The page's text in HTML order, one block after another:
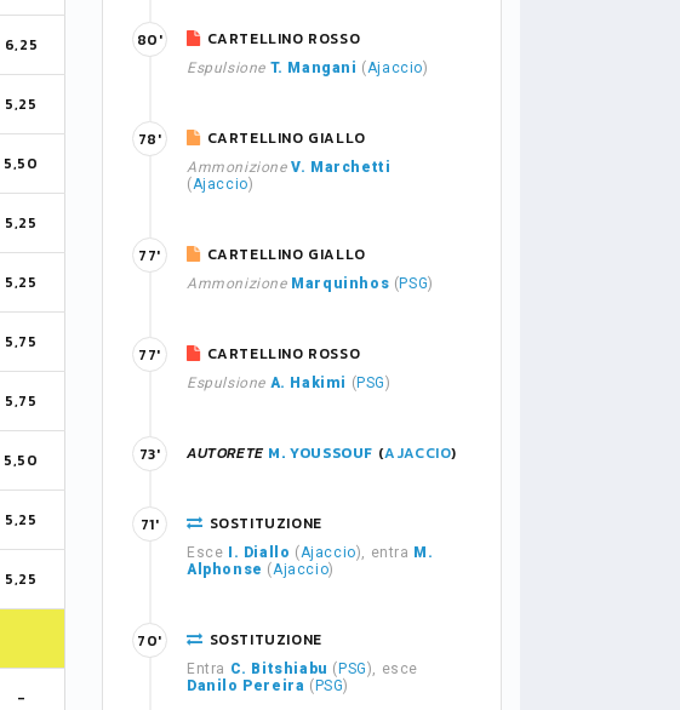
6,25
5,25
5,50
5,25
5,25
5,75
5,75
5,50
5,25
5,25
-
CARTELLINO ROSSO
Espulsione T. Mangani (Ajaccio)
80'
CARTELLINO GIALLO
Ammonizione V. Marchetti
(Ajaccio)
78'
CARTELLINO GIALLO
Ammonizione Marquinhos ( PSG)
77'
CARTELLINO ROSSO
Espulsione A. Hakimi ( PSG)
77'
AUTORETE M. YOUSSOUF (AJACCIO)
73'
SOSTITUZIONE
Esce I. Diallo (Ajaccio), entra M.
Alphonse (Ajaccio)
71'
SOSTITUZIONE
Entra C. Bitshiabu ( PSG), esce
Danilo Pereira ( PSG)
70'